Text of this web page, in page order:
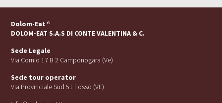
Dolom-Eat ®
DOLOM-EAT S.A.S DI CONTE VALENTINA & C.
Sede Legale
Via Cornio 17 B 2 Camponogara (Ve)
Sede tour operator
Via Provinciale Sud 51 Fossó (VE)